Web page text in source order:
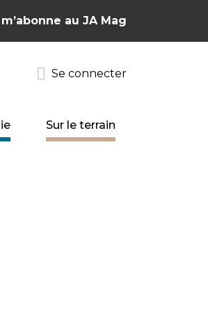
au JA Mag
Se connecter
Sur le terrain